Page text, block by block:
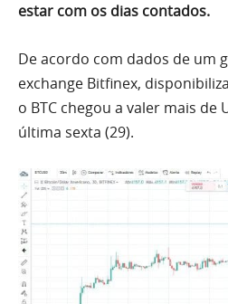
estar com os dias contados.
De acordo com dados de um
exchange Bitfinex,
o BTC chegou a valer mais de
última sexta (29).